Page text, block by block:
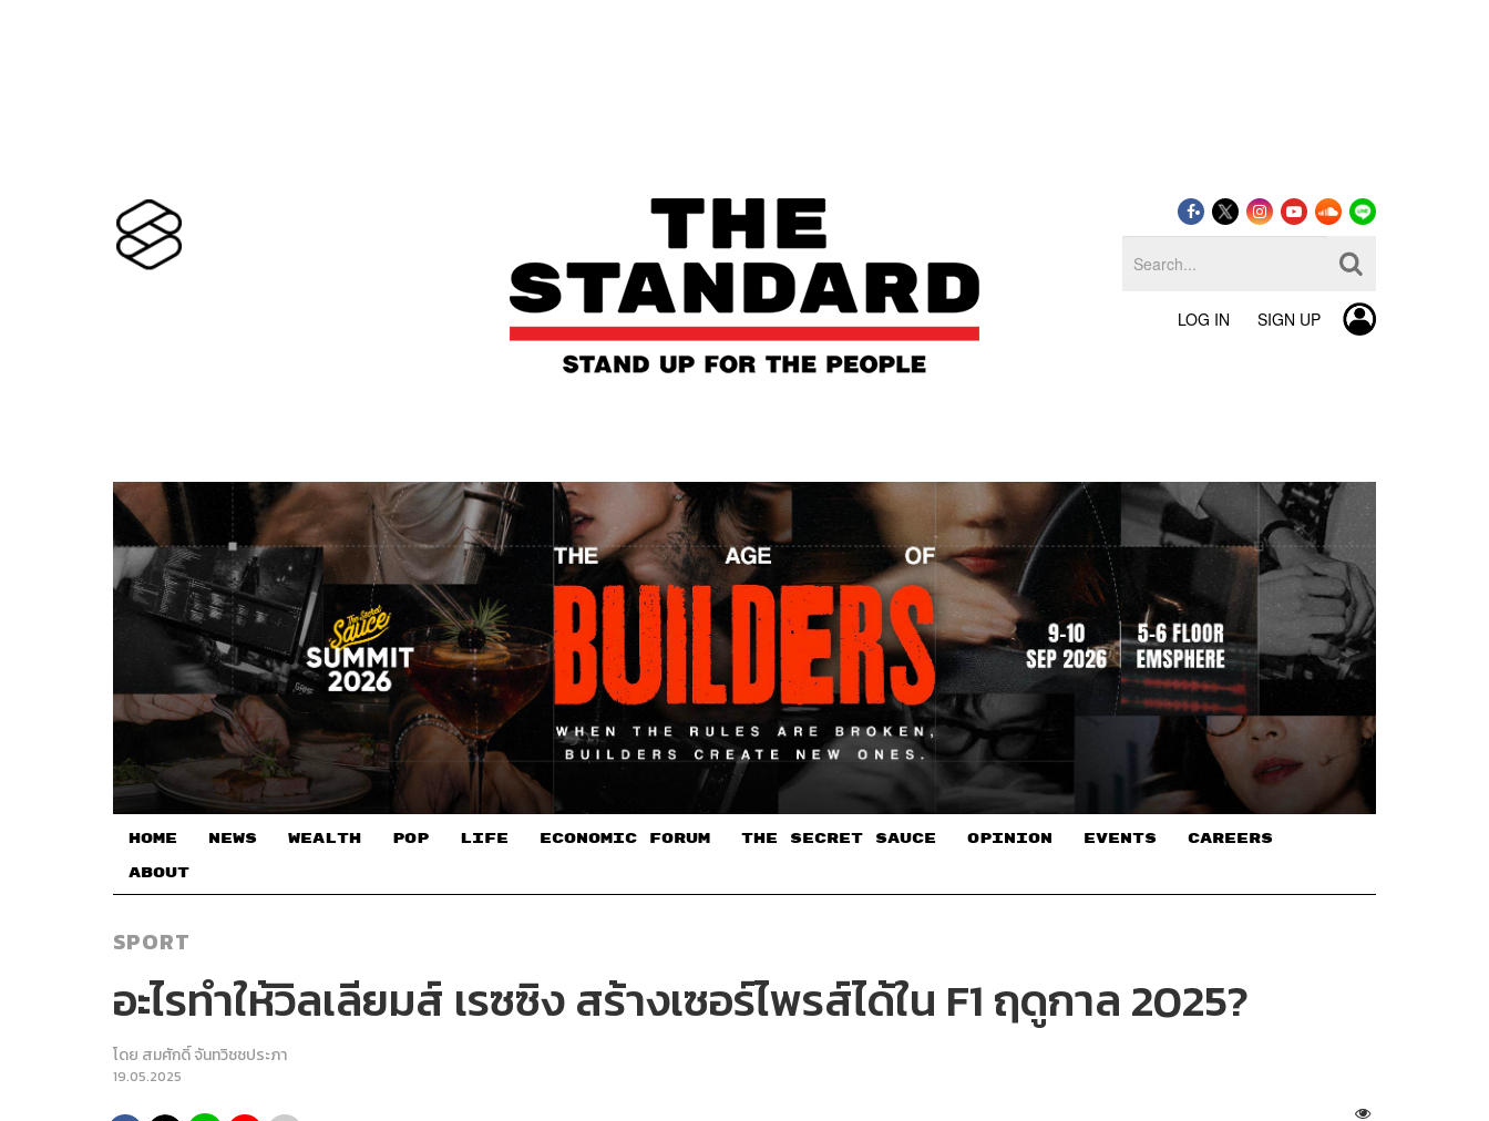
LOG IN SIGN UP
HOME NEWS WEALTH POP LIFE ECONOMIC FORUM THE SECRET SAUCE​ OPINION EVENTS CAREERS
ABOUT
SPORT
อะไรทำให้วิลเลียมส์ เรซซิง สร้างเซอร์ไพรส์ได้ใน F1 ฤดูกาล 2025?
โดย สมศักดิ์ จันทวิชชประภา
19.05.2025